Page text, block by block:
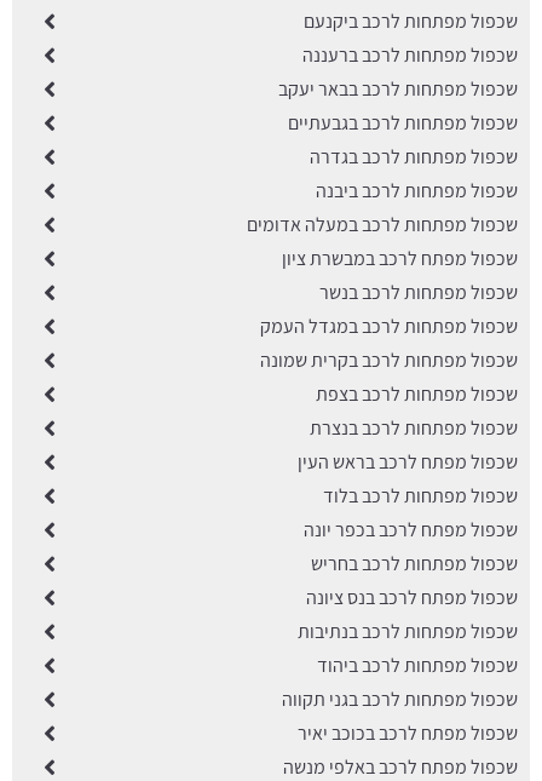
שכפול מפתחות לרכב ביקנעם
שכפול מפתחות לרכב ברעננה
שכפול מפתחות לרכב בבאר יעקב
שכפול מפתחות לרכב בגבעתיים
שכפול מפתחות לרכב בגדרה
שכפול מפתחות לרכב ביבנה
שכפול מפתחות לרכב במעלה אדומים
שכפול מפתח לרכב במבשרת ציון
שכפול מפתחות לרכב בנשר
שכפול מפתחות לרכב במגדל העמק
שכפול מפתחות לרכב בקרית שמונה
שכפול מפתחות לרכב בצפת
שכפול מפתחות לרכב בנצרת
שכפול מפתח לרכב בראש העין
שכפול מפתחות לרכב בלוד
שכפול מפתח לרכב בכפר יונה
שכפול מפתחות לרכב בחריש
שכפול מפתח לרכב בנס ציונה
שכפול מפתחות לרכב בנתיבות
שכפול מפתחות לרכב ביהוד
שכפול מפתחות לרכב בגני תקווה
שכפול מפתח לרכב בכוכב יאיר
שכפול מפתח לרכב באלפי מנשה